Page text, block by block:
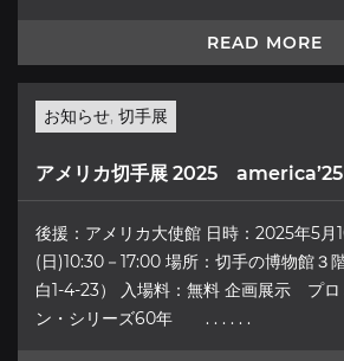
READ MORE
お知らせ, 切手展
アメリカ切手展 2025 america’25
後援：アメリカ大使館 日時：2025年5月
(日)10:30－17:00 場所：切手の博物館３
白1-4-23） 入場料：無料 企画展示 プロ
ン・シリーズ60年 . . . . . .